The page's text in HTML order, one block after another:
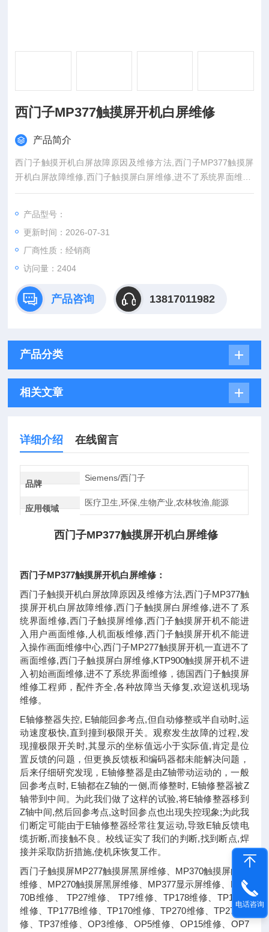
西门子MP377触摸屏开机白屏维修
产品简介
西门子触摸开机白屏故障原因及维修方法,西门子MP377触摸屏
开机白屏故障维修,西门子触摸屏白屏维修,进不了系统界面维修,
西门子触摸屏维修,西门子触摸屏开机不能进入用户画面维修,人
子MP277触摸屏开机一直进不了画面维修,西门子触摸屏白屏维
修,KTP900触摸屏开机不进入初始画面维修,进不了系统界面维
修，西门子MP377触摸屏开机白屏维修
产品型号：
更新时间：2026-07-31
厂商性质：经销商
访问量：2404
产品咨询 13817011982
产品分类
相关文章
详细介绍 在线留言
品牌
Siemens/西门子
应用领域
医疗卫生,环保,生物产业,农林牧渔,能源
西门子MP377触摸屏开机白屏维修
西门子MP377触摸屏开机白屏维修 ：
西门子触摸开机白屏故障原因及维修方法,西门子MP377触
摸屏开机白屏故障维修,西门子触摸屏白屏维修,进不了系
统界面维修,西门子触摸屏维修,西门子触摸屏开机不能进
入用户画面维修,人机面板维修,西门子触摸屏开机不能进
入操作画面维修中心,西门子MP277触摸屏开机一直进不了
画面维修,西门子触摸屏白屏维修,KTP900触摸屏开机不进
入初始画面维修,进不了系统界面维修，德国西门子触摸屏
维修工程师，配件齐全,各种故障当天修复,欢迎送机现场
维修。
E轴修整器失控, E轴能回参考点,但自动修整或半自动时,运
动速度极快,直到撞到极限开关。观察发生故障的过程,发
现撞极限开关时,其显示的坐标值远小于实际值,肯定是位
置反馈的问题，但更换反馈板和编码器都未能解决问题，
后来仔细研究发现，E轴修整器是由Z轴带动运动的，一般
回参考点时, E轴都在Z轴的一侧,而修整时, E轴修整器被Z
轴带到中间。为此我们做了这样的试验,将E轴修整器移到
Z轴中间,然后回参考点,这时回参点也出现失控现象;为此我
们断定可能由于E轴修整器经常往复运动,导致E轴反馈电
缆折断,而接触不良。校线证实了我们的判断,找到断点,焊
接并采取防折措施,使机床恢复工作。
西门子触摸屏MP277触摸屏黑屏维修、MP370触摸屏白屏
维修、MP270触摸屏黑屏维修、MP377显示屏维修、MP2
70B维修、 TP27维修、 TP7维修、TP178维修、TP177A
维修、TP177B维修、TP170维修、TP270维修、TP277维
修、TP37维修、OP3维修、OP5维修、OP15维修、OP7
电话咨询